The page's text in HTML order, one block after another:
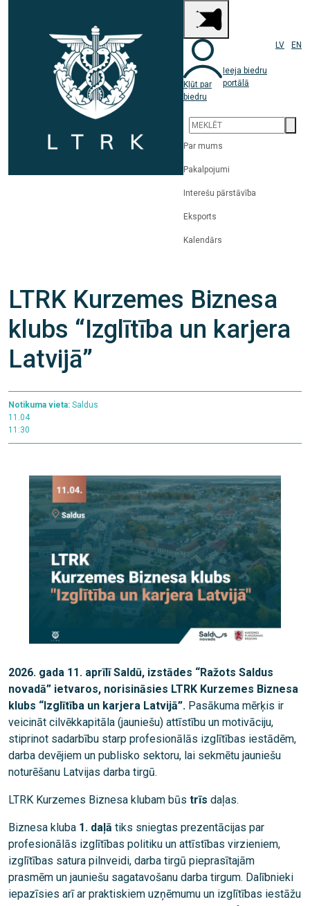
Kļūt par
biedru
Ieeja biedru
portālā
LV EN
Par mums
Pakalpojumi
Interešu pārstāvība
Eksports
Kalendārs
LTRK Kurzemes Biznesa
klubs “Izglītība un karjera
Latvijā”
Notikuma vieta: Saldus
11.04
11:30
2026. gada 11. aprīlī Saldū, izstādes “Ražots Saldus
novadā” ietvaros, norisināsies LTRK Kurzemes Biznesa
klubs “Izglītība un karjera Latvijā”. Pasākuma mērķis ir
veicināt cilvēkkapitāla (jauniešu) attīstību un motivāciju,
stiprinot sadarbību starp profesionālās izglītības iestādēm,
darba devējiem un publisko sektoru, lai sekmētu jauniešu
noturēšanu Latvijas darba tirgū.
LTRK Kurzemes Biznesa klubam būs trīs daļas.
Biznesa kluba 1. daļā tiks sniegtas prezentācijas par
profesionālās izglītības politiku un attīstības virzieniem,
izglītības satura pilnveidi, darba tirgū pieprasītajām
prasmēm un jauniešu sagatavošanu darba tirgum. Dalībnieki
iepazīsies arī ar praktiskiem uzņēmumu un izglītības iestāžu